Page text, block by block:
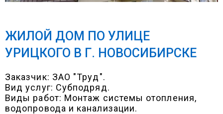
ЖИЛОЙ ДОМ ПО УЛИЦЕ
УРИЦКОГО В Г. НОВОСИБИРСКЕ
Заказчик: ЗАО "Труд".
Вид услуг: Субподряд.
Виды работ: Монтаж системы отопления,
водопровода и канализации.